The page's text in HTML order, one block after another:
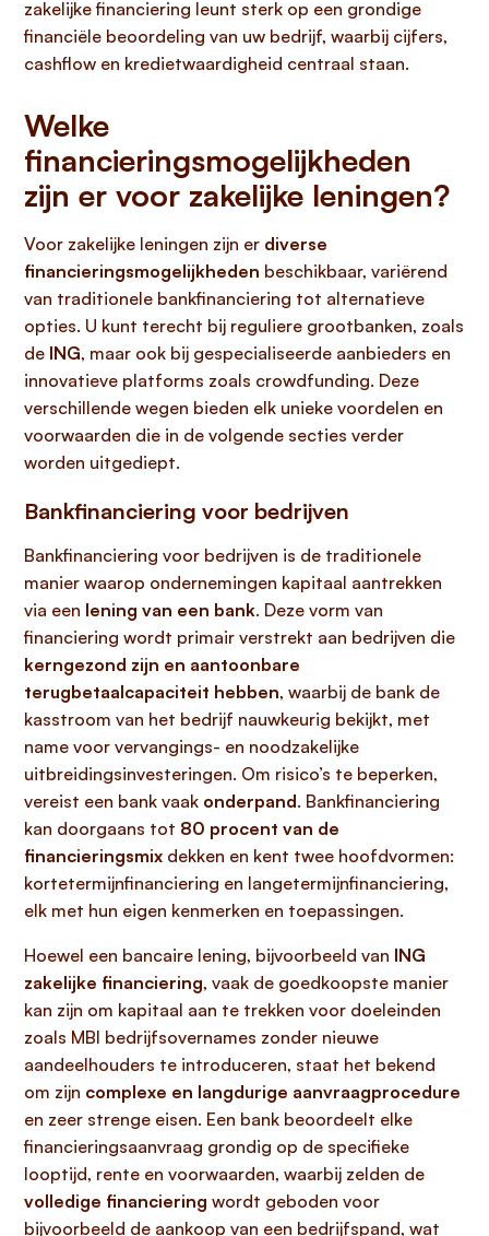
zakelijke financiering leunt sterk op een grondige
financiële beoordeling van uw bedrijf, waarbij cijfers,
cashflow en kredietwaardigheid centraal staan.
Welke
financieringsmogelijkheden
zijn er voor zakelijke leningen?
Voor zakelijke leningen zijn er diverse
financieringsmogelijkheden beschikbaar, variërend
van traditionele bankfinanciering tot alternatieve
opties. U kunt terecht bij reguliere grootbanken, zoals
de ING, maar ook bij gespecialiseerde aanbieders en
innovatieve platforms zoals crowdfunding. Deze
verschillende wegen bieden elk unieke voordelen en
voorwaarden die in de volgende secties verder
worden uitgediept.
Bankfinanciering voor bedrijven
Bankfinanciering voor bedrijven is de traditionele
manier waarop ondernemingen kapitaal aantrekken
via een lening van een bank. Deze vorm van
financiering wordt primair verstrekt aan bedrijven die
kerngezond zijn en aantoonbare
terugbetaalcapaciteit hebben, waarbij de bank de
kasstroom van het bedrijf nauwkeurig bekijkt, met
name voor vervangings- en noodzakelijke
uitbreidingsinvesteringen. Om risico’s te beperken,
vereist een bank vaak onderpand. Bankfinanciering
kan doorgaans tot 80 procent van de
financieringsmix dekken en kent twee hoofdvormen:
kortetermijnfinanciering en langetermijnfinanciering,
elk met hun eigen kenmerken en toepassingen.
Hoewel een bancaire lening, bijvoorbeeld van ING
zakelijke financiering, vaak de goedkoopste manier
kan zijn om kapitaal aan te trekken voor doeleinden
zoals MBI bedrijfsovernames zonder nieuwe
aandeelhouders te introduceren, staat het bekend
om zijn complexe en langdurige aanvraagprocedure
en zeer strenge eisen. Een bank beoordeelt elke
financieringsaanvraag grondig op de specifieke
looptijd, rente en voorwaarden, waarbij zelden de
volledige financiering wordt geboden voor
bijvoorbeeld de aankoop van een bedrijfspand, wat